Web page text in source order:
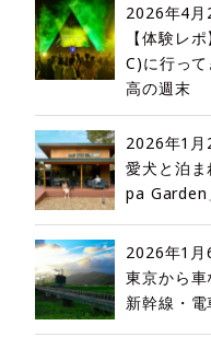
2026年4月
【体験レ
C)に行っ
高の週末
2026年1月
愛犬と泊
pa Garden
2026年1月
東京から車
新幹線・